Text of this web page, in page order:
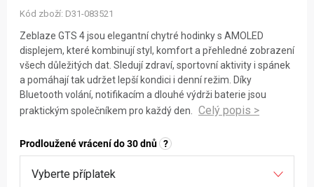
Zeblaze GTS 4 jsou elegantní chytré hodinky s AMOLED
displejem, které kombinují styl, komfort a přehledné zobrazení
všech důležitých dat. Sledují zdraví, sportovní aktivity i spánek
a pomáhají tak udržet lepší kondici i denní režim. Díky
Bluetooth volání, notifikacím a dlouhé výdrži baterie jsou
praktickým společníkem pro každý den.
Prodloužené vrácení do 30 dnů ?
Kód zboží: D31-083521